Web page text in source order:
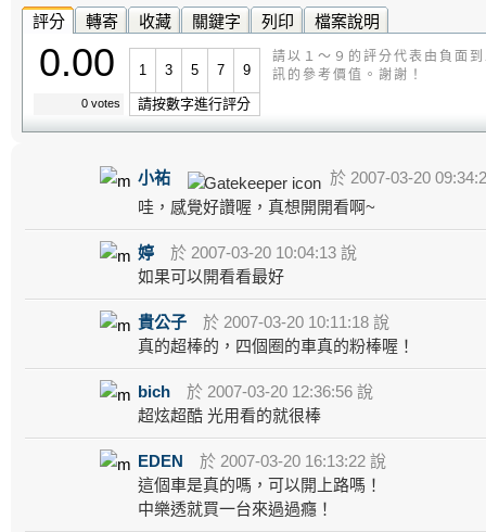
評分 轉寄 收藏 關鍵字 列印 檔案說明
0.00
0 votes
1 3 5 7 9
請按數字進行評分
請以１～９的評分代表由負面
訊的參考價值。謝謝！
小祐
於 2007-03-20
哇，感覺好讚喔，真想開開看啊~
婷
於 2007-03-20 10:04:13 說
如果可以開看看最好
貴公子
於 2007-03-20 10:11:18 說
真的超棒的，四個圈的車真的粉棒喔！
bich
於 2007-03-20 12:36:56 說
超炫超酷 光用看的就很棒
EDEN
於 2007-03-20 16:13:22 說
這個車是真的嗎，可以開上路嗎！
中樂透就買一台來過過癮！